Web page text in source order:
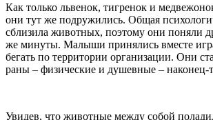
Как только львенок, тигренок и
они тут же подружились. Общая
сблизила животных, поэтому они поняли
же минуты. Малыши принялись вместе
бегать по территории организации. Они
раны – физические и душевные – наконец-
Увидев, что животные между собой